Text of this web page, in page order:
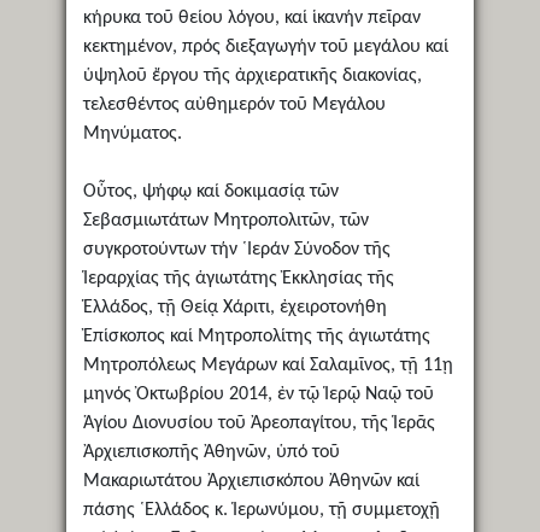
κήρυκα τοῦ θείου λόγου, καί ἱκανήν πεῖραν
κεκτημένον, πρός διεξαγωγήν τοῦ μεγάλου καί
ὑψηλοῦ ἔργου τῆς ἀρχιερατικῆς διακονίας,
τελεσθέντος αὐθημερόν τοῦ Μεγάλου
Μηνύματος.
Οὗτος, ψήφῳ καί δοκιμασίᾳ τῶν
Σεβασμιωτάτων Μητροπολιτῶν, τῶν
συγκροτούντων τήν ῾Ιεράν Σύνοδον τῆς
Ἱεραρχίας τῆς ἁγιωτάτης Ἐκκλησίας τῆς
Ἑλλάδος, τῇ Θείᾳ Χάριτι, ἐχειροτονήθη
Ἐπίσκοπος καί Μητροπολίτης τῆς ἁγιωτάτης
Μητροπόλεως Μεγάρων καί Σαλαμῖνος, τῇ 11ῃ
μηνός Ὀκτωβρίου 2014, ἐν τῷ Ἱερῷ Ναῷ τοῦ
Ἁγίου Διονυσίου τοῦ Ἀρεοπαγίτου, τῆς Ἱερᾶς
Ἀρχιεπισκοπῆς Ἀθηνῶν, ὑπό τοῦ
Μακαριωτάτου Ἀρχιεπισκόπου Ἀθηνῶν καί
πάσης ῾Ελλάδος κ. Ἱερωνύμου, τῇ συμμετοχῇ